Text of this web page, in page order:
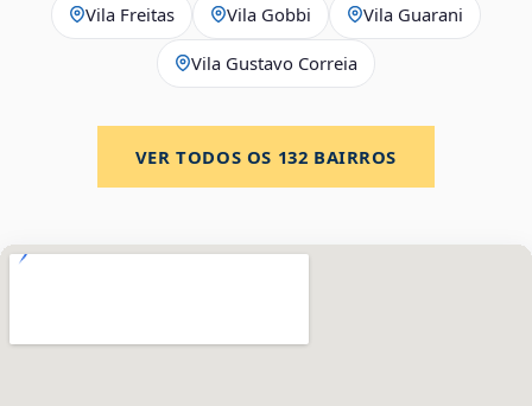
Vila Freitas Vila Gobbi Vila Guarani
Vila Gustavo Correia
VER TODOS OS 132 BAIRROS